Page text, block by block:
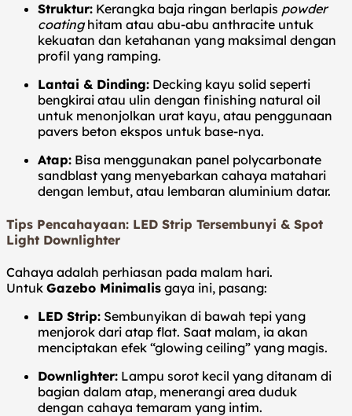
Struktur: Kerangka baja ringan berlapis powder
coatinghitam atau abu-abu anthracite untuk
kekuatan dan ketahanan yang maksimal dengan
profil yang ramping.
Lantai & Dinding: Decking kayu solid seperti
bengkirai atau ulin dengan finishing natural oil
untuk menonjolkan urat kayu, atau penggunaan
pavers beton ekspos untuk base-nya.
Atap: Bisa menggunakan panel polycarbonate
sandblast yang menyebarkan cahaya matahari
dengan lembut, atau lembaran aluminium datar.
Tips Pencahayaan: LED Strip Tersembunyi & Spot
Light Downlighter
Cahaya adalah perhiasan pada malam hari.
Untuk Gazebo Minimalis gaya ini, pasang:
LED Strip: Sembunyikan di bawah tepi yang
menjorok dari atap flat. Saat malam, ia akan
menciptakan efek “glowing ceiling” yang magis.
Downlighter: Lampu sorot kecil yang ditanam di
bagian dalam atap, menerangi area duduk
dengan cahaya temaram yang intim.